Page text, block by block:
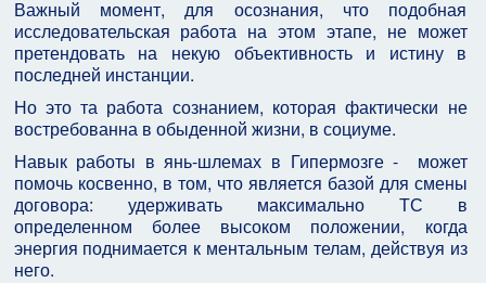
Важный момент, для осознания, что подобная
исследовательская работа на этом этапе, не может
претендовать на некую объективность и истину в
последней инстанции.
Но это та работа сознанием, которая фактически не
востребованна в обыденной жизни, в социуме.
Навык работы в янь-шлемах в Гипермозге - может
помочь косвенно, в том, что является базой для смены
договора: удерживать максимально ТС в
определенном более высоком положении, когда
энергия поднимается к ментальным телам, действуя из
него.